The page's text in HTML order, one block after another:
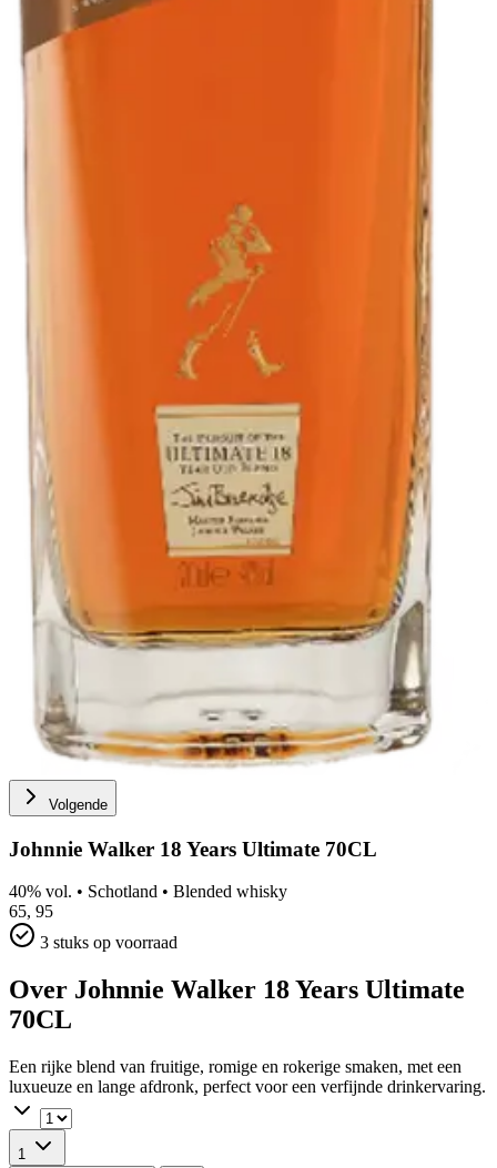
Volgende
Johnnie Walker 18 Years Ultimate 70CL
40% vol. • Schotland • Blended whisky
65, 95
3 stuks op voorraad
Over Johnnie Walker 18 Years Ultimate
70CL
Een rijke blend van fruitige, romige en rokerige smaken, met een
luxueuze en lange afdronk, perfect voor een verfijnde drinkervaring.
1